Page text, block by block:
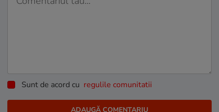
Sunt de acord cu regulile comunitatii